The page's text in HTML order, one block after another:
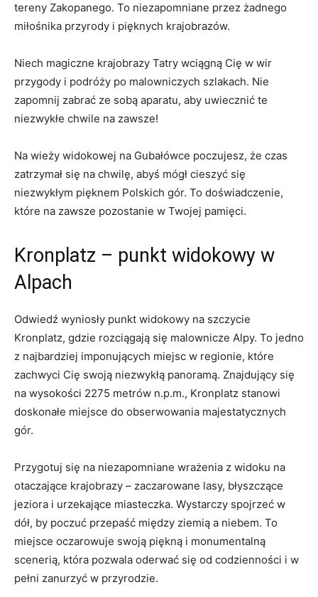
‍tereny Zakopanego. To‌ niezapomniane przez żadnego
miłośnika przyrody i pięknych‌ krajobrazów.
Niech‌ magiczne krajobrazy Tatry wciągną Cię w wir
przygody i podróży po malowniczych szlakach. Nie
zapomnij zabrać ze sobą aparatu, aby uwiecznić te
niezwykłe chwile na zawsze!
Na wieży widokowej​ na Gubałówce poczujesz,⁢ że ‌czas
zatrzymał się na ​chwilę, abyś mógł cieszyć się
niezwykłym pięknem Polskich gór. To ​doświadczenie,‍
które na zawsze pozostanie w Twojej pamięci.
Kronplatz – punkt widokowy w
Alpach
Odwiedź wyniosły punkt widokowy na szczycie
Kronplatz, gdzie‌ rozciągają się malownicze⁢ Alpy. To‌ jedno
z ⁣najbardziej imponujących miejsc ‌w ​regionie, które
zachwyci ⁢Cię swoją niezwykłą panoramą. Znajdujący się
na wysokości 2275 metrów n.p.m., Kronplatz stanowi
doskonałe miejsce⁣ do obserwowania majestatycznych
gór.
Przygotuj się na⁢ niezapomniane wrażenia z widoku na
otaczające krajobrazy –‌ zaczarowane lasy, błyszczące
jeziora ⁣i urzekające miasteczka. ‌Wystarczy ‍spojrzeć w
dół, by poczuć‌ przepaść między ⁣ziemią a niebem. To
miejsce‍ oczarowuje swoją piękną i monumentalną
scenerią, która pozwala oderwać się⁢ od codzienności⁤ i w
pełni ​zanurzyć w przyrodzie.